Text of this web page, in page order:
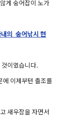
게 숭어잡이 노가
의 숭어낚시 현
이였습니다.
에 이제부턴 출조를
새우잠을 자면서